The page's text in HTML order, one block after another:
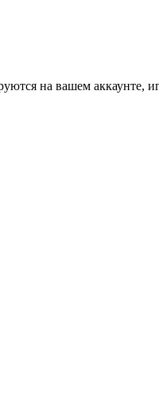
на вашем аккаунте,